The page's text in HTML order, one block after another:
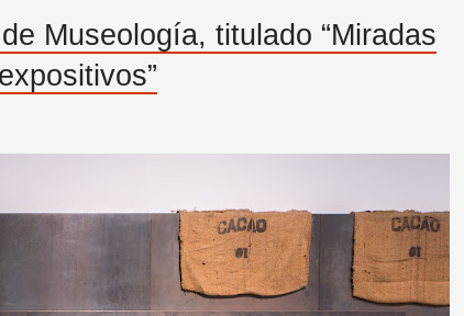
Museología, titulado “Miradas